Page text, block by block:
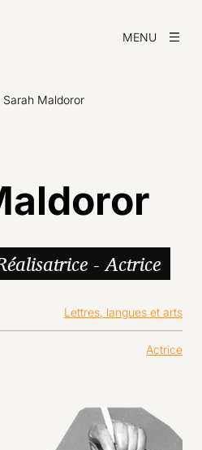
MENU
Sarah Maldoror
- Actrice
Lettres, langues et arts
Actrice